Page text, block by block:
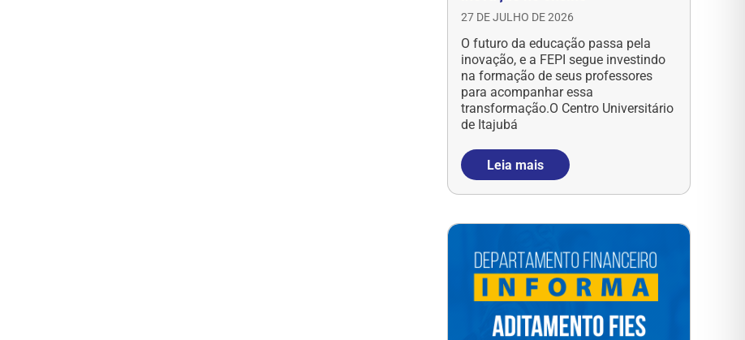
27 DE JULHO DE 2026
O futuro da educação passa pela
inovação, e a FEPI segue investindo
na formação de seus professores
para acompanhar essa
transformação.O Centro Universitário
de Itajubá
Leia mais